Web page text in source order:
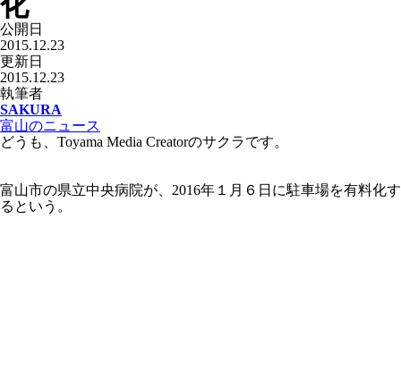
公開日
2015.12.23
更新日
2015.12.23
執筆者
SAKURA
富山のニュース
どうも、Toyama Media Creatorのサクラです。
富山市の県立中央病院が、2016年１月６日に駐車場を有料化す
るという。